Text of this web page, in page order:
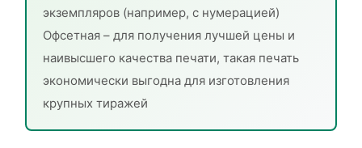
экземпляров (например, с нумерацией)
Офсетная – для получения лучшей цены и
наивысшего качества печати, такая печать
экономически выгодна для изготовления
крупных тиражей